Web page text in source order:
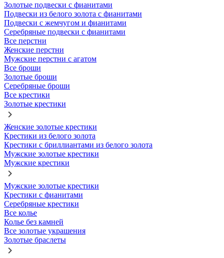
Золотые подвески с фианитами
Подвески из белого золота с фианитами
Подвески с жемчугом и фианитами
Серебряные подвески с фианитами
Все перстни
Женские перстни
Мужские перстни с агатом
Все броши
Золотые броши
Серебряные броши
Все крестики
Золотые крестики
Женские золотые крестики
Крестики из белого золота
Крестики с бриллиантами из белого золота
Мужские золотые крестики
Мужские крестики
Мужские золотые крестики
Крестики с фианитами
Серебряные крестики
Все колье
Колье без камней
Все золотые украшения
Золотые браслеты